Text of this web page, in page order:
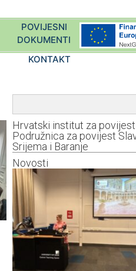
POVIJESNI
DOKUMENTI
KONTAKT
Hrvatski institut za
Podružnica za povijest
Srijema i Baranje
Novosti